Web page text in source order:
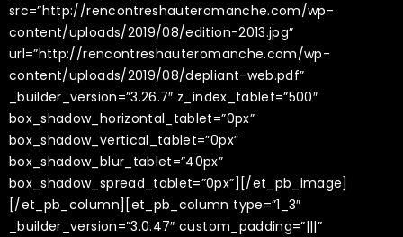
src=”http://rencontreshauteromanche.com/wp-
content/uploads/2019/08/edition-2013.jpg”
url=”http://rencontreshauteromanche.com/wp-
content/uploads/2019/08/depliant-web.pdf”
_builder_version=”3.26.7″ z_index_tablet=”500″
box_shadow_horizontal_tablet=”0px”
box_shadow_vertical_tablet=”0px”
box_shadow_blur_tablet=”40px”
box_shadow_spread_tablet=”0px”][/et_pb_image]
[/et_pb_column][et_pb_column type=”1_3″
_builder_version=”3.0.47″ custom_padding=”|||”